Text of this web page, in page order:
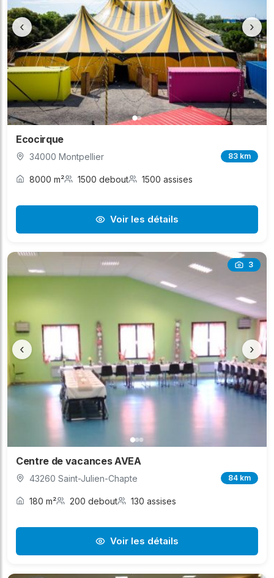
‹ ›
Ecocirque
34000 Montpellier 83 km
8000 m² 1500 debout 1500 assises
Voir les détails
3
‹ ›
Centre de vacances AVEA
43260 Saint-Julien-Chapte 84 km
180 m² 200 debout 130 assises
Voir les détails